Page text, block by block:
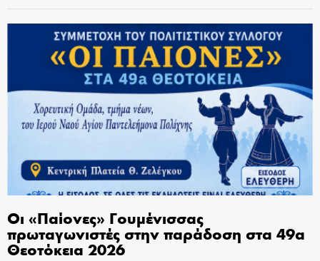
Οι «Παίονες» Γουμένισσας
πρωταγωνιστές στην παράδοση στα 49α
Θεοτόκεια 2026